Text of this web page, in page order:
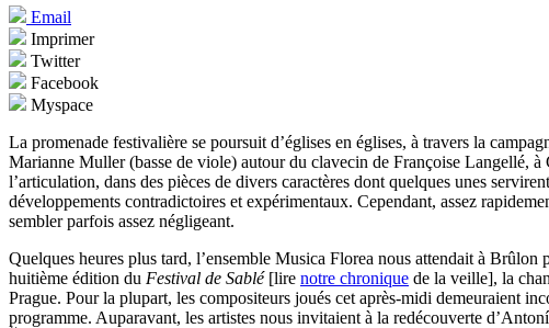
Email
Imprimer
Twitter
Facebook
Myspace
La promenade festivalière se poursuit d’églises en églises, à travers la
Marianne Muller (basse de viole) autour du clavecin de Françoise Langellé,
l’articulation, dans des pièces de divers caractères dont quelques unes
développements contradictoires et expérimentaux. Cependant, assez
sembler parfois assez négligeant.
Quelques heures plus tard, l’ensemble Musica Florea nous attendait à
huitième édition du Festival de Sablé[lire notre chronique de la veille], la
Prague. Pour la plupart, les compositeurs joués cet après-midi demeuraient
programme. Auparavant, les artistes nous invitaient à la redécouverte